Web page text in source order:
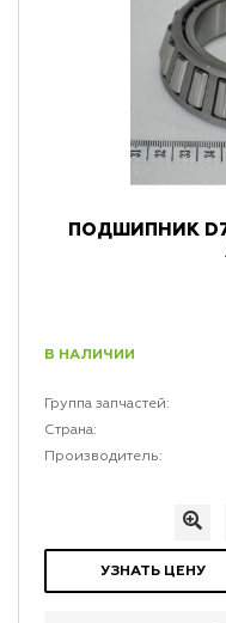
ПОДШИПНИК
В НАЛИЧИИ
Группа запчастей:
Страна:
Производитель:
УЗНАТЬ ЦЕНУ